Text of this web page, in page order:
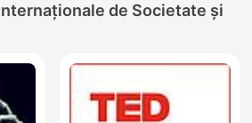
de Societate și